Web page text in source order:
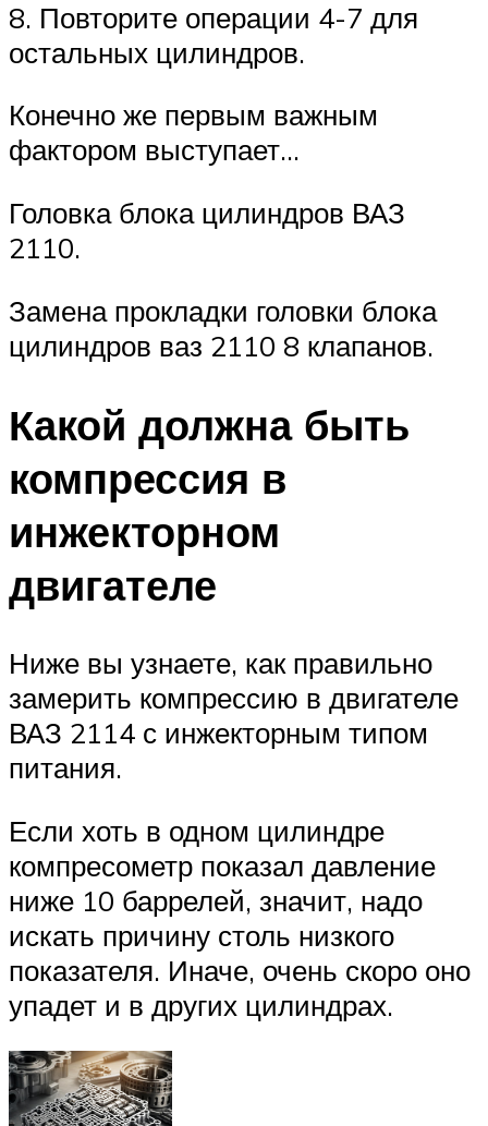
8. Повторите операции 4-7 для
остальных цилиндров.
Конечно же первым важным
фактором выступает…
Головка блока цилиндров ВАЗ
2110.
Замена прокладки головки блока
цилиндров ваз 2110 8 клапанов.
Какой должна быть
компрессия в
инжекторном
двигателе
Ниже вы узнаете, как правильно
замерить компрессию в двигателе
ВАЗ 2114 с инжекторным типом
питания.
Если хоть в одном цилиндре
компресометр показал давление
ниже 10 баррелей, значит, надо
искать причину столь низкого
показателя. Иначе, очень скоро оно
упадет и в других цилиндрах.